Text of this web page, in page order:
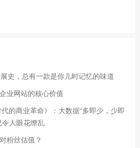
史，总有一款是你儿时记忆的味道
业网站的核心价值
代的商业革命》：大数据“多即少，少即
令人眼花缭乱
粉丝估值？